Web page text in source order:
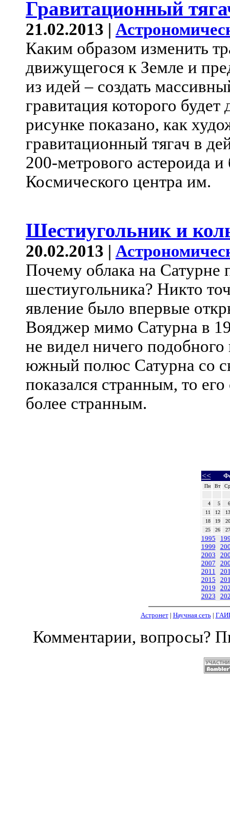
Гравитационный
21.02.2013 |
Каким образом изменить
движущегося к Земле и
из идей – создать
гравитация которого
рисунке показано, как
гравитационный тягач в
200-метрового астероида
Космического центра им.
Шестиугольник и
20.02.2013 |
Почему облака на Сатурне
шестиугольника? Никто
явление было впервые
Вояджер мимо Сатурна в
не видел ничего
южный полюс Сатурна со
показался странным, то
более странным.
<<
Пн Вт Ср
4 5
6
11
12
13
18
19
20
25
26 27
1995
1999
2003
2007
2011
2015
2019
2023
Астронет| Научная сеть|
Комментарии, вопросы?